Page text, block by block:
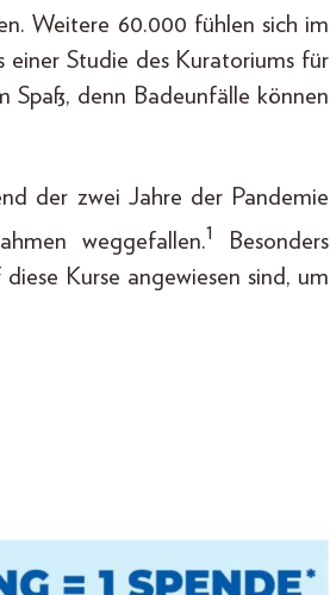
Weitere 60.000 fühlen sich im
einer Studie des Kuratoriums für
Spaß, denn Badeunfälle können
der zwei Jahre der Pandemie
weggefallen.1
Besonders
Kurse angewiesen sind, um